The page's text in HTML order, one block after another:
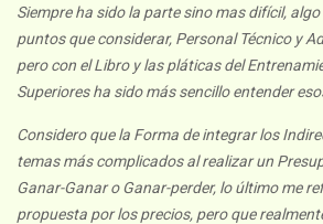
Siempre ha sido la parte sino mas difícil,
puntos que considerar, Personal Técnico y
pero con el Libro y las pláticas del
Superiores ha sido más sencillo entender
Considero que la Forma de integrar los
temas más complicados al realizar un
Ganar-Ganar o Ganar-perder, lo último me
propuesta por los precios, pero que